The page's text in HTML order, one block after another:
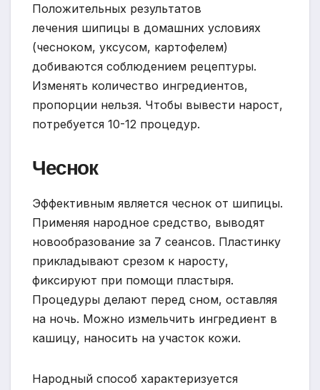
Положительных результатов
лечения шипицы в домашних условиях
(чесноком, уксусом, картофелем)
добиваются соблюдением рецептуры.
Изменять количество ингредиентов,
пропорции нельзя. Чтобы вывести нарост,
потребуется 10-12 процедур.
Чеснок
Эффективным является чеснок от шипицы.
Применяя народное средство, выводят
новообразование за 7 сеансов. Пластинку
прикладывают срезом к наросту,
фиксируют при помощи пластыря.
Процедуры делают перед сном, оставляя
на ночь. Можно измельчить ингредиент в
кашицу, наносить на участок кожи.
Народный способ характеризуется